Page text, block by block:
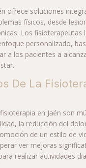
ofrece soluciones
físicos, desde
Los fisioterapeutas
personalizado,
a los pacientes a
De La
en Jaén son
la reducción del
de un estilo de
ver mejoras
realizar actividades